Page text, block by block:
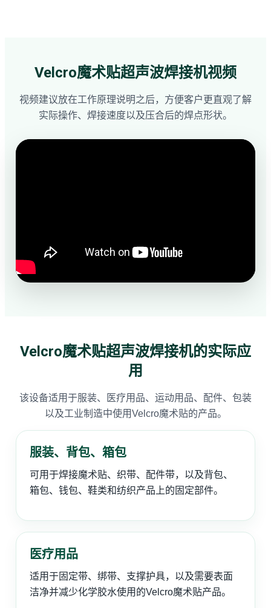
Velcro魔术贴超声波焊接机视频
视频建议放在工作原理说明之后，方便客户更直观了解
实际操作、焊接速度以及压合后的焊点形状。
Velcro魔术贴超声波焊接机的实际应
用
该设备适用于服装、医疗用品、运动用品、配件、包装
以及工业制造中使用Velcro魔术贴的产品。
服装、背包、箱包
可用于焊接魔术贴、织带、配件带，以及背包、
箱包、钱包、鞋类和纺织产品上的固定部件。
医疗用品
适用于固定带、绑带、支撑护具，以及需要表面
洁净并减少化学胶水使用的Velcro魔术贴产品。